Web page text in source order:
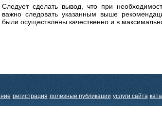
Следует сделать вывод, что при
важно следовать указанным выше
были осуществлены качественно и в
регистрация полезные публикации услуги сайта